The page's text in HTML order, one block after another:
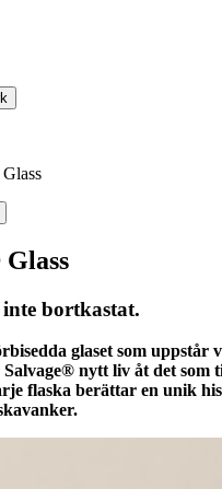
bortkastat.
glaset som uppstår
Salvage® nytt liv åt det som
flaska berättar en unik